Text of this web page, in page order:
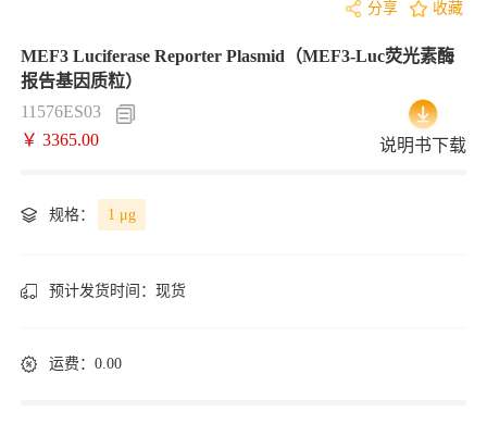
分享 收藏
MEF3 Luciferase Reporter Plasmid（MEF3-Luc荧光素酶
报告基因质粒）
11576ES03
￥ 3365.00
说明书下载
规格： 1 μg
预计发货时间： 现货
运费：0.00